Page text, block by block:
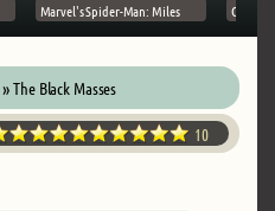
Marvel's Spider-Man: Miles Ghost
» The Black Masses
10